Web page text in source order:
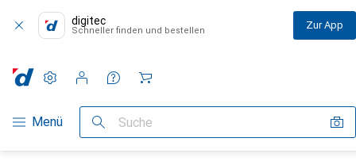
digitec
Schneller finden und bestellen Zur App
Navigation nach Kategorien
Menü Suche
Einstellungen
Kundenkonto
Vergleichslisten
Merklisten
Warenkorb